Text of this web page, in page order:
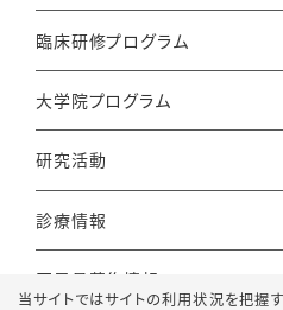
当サイトではサイトの利用状況を把
臨床研修プログラム
大学院プログラム
研究活動
診療情報
医局員募集情報